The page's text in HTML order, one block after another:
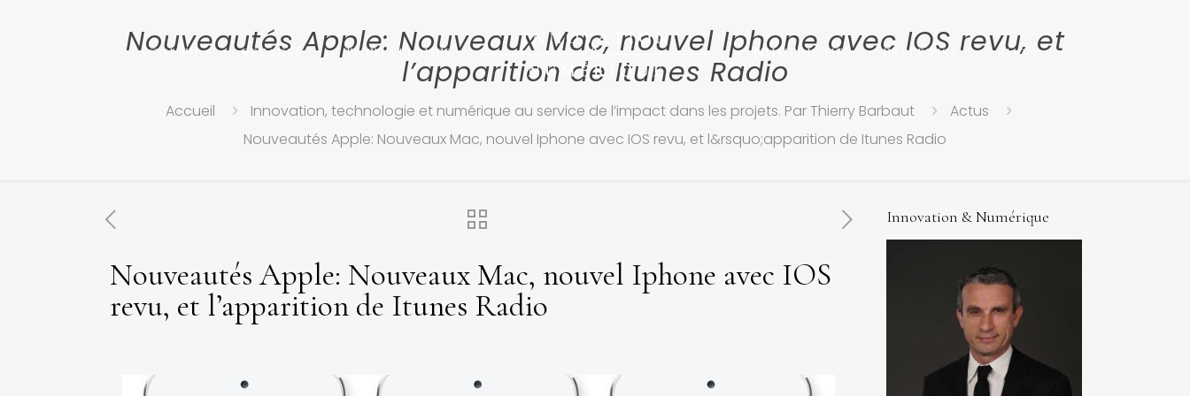
ACCUEIL SPEAKER THEMATIQUES NUMERIQUE EXPERTISE BLOG
Nouveautés Apple: Nouveaux Mac, nouvel Iphone avec IOS revu, et
l’apparition de Itunes Radio
Accueil Innovation, technologie et numérique au service de l’impact dans les projets. Par Thierry Barbaut
Actus
Nouveautés Apple: Nouveaux Mac, nouvel Iphone avec IOS revu, et l&rsquo;apparition de Itunes Radio
Nouveautés Apple: Nouveaux Mac, nouvel Iphone avec IOS
revu, et l’apparition de Itunes Radio
Innovation & Numérique